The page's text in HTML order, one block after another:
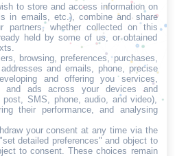
to store and access information on
in emails, etc.), combine and share
partners, whether collected on this
held by some of us, or obtained
browsing, preferences, purchases,
and emails, phone, precise
and offering you services,
and ads across your devices and
SMS, phone, audio, and video),
their performance, and analysing
your consent at any time via the
detailed preferences" and object to
to consent. These choices remain